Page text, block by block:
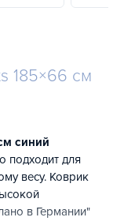
185×66 см
синий
подходит для
весу. Коврик
в Германии"